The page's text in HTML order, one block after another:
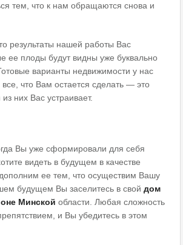
тем, что к нам обращаются снова и
результаты нашей работы Вас
ее плоды будут видны уже буквально
варианты недвижимости у нас
все, что Вам остается сделать — это
них Вас устраивает.
Вы уже сформировали для себя
видеть в будущем в качестве
ее тем, что осуществим Вашу
будущем Вы заселитесь в свой дом
Минской области. Любая сложность
и Вы убедитесь в этом